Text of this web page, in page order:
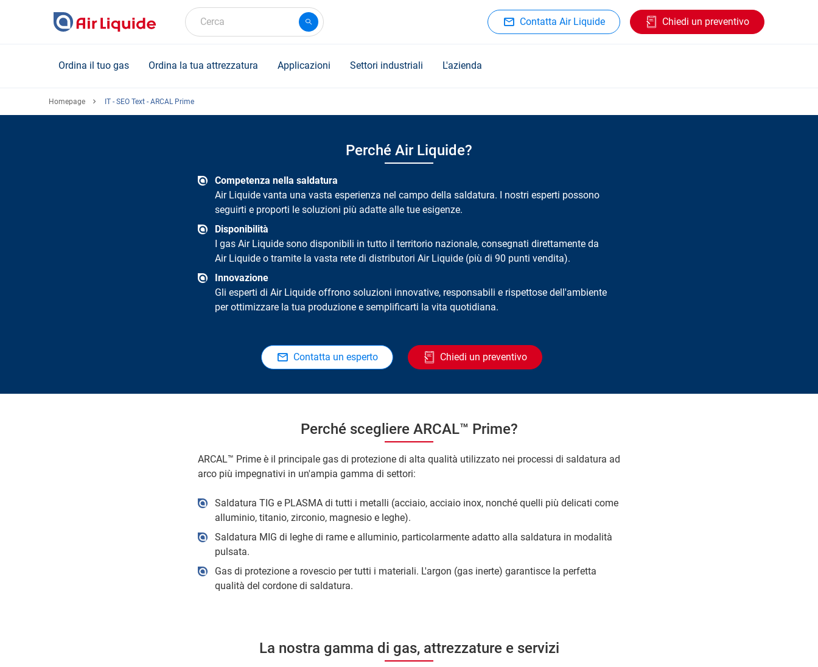
Cerca Contatta Air Liquide Chiedi un preventivo
Ordina il tuo gas Ordina la tua attrezzatura Applicazioni Settori industriali L'azienda
Homepage IT - SEO Text - ARCAL Prime
Perché Air Liquide?
Competenza nella saldatura
Air Liquide vanta una vasta esperienza nel campo della saldatura. I nostri esperti possono
seguirti e proporti le soluzioni più adatte alle tue esigenze.
Disponibilità
I gas Air Liquide sono disponibili in tutto il territorio nazionale, consegnati direttamente da
Air Liquide o tramite la vasta rete di distributori Air Liquide (più di 90 punti vendita).
Innovazione
Gli esperti di Air Liquide offrono soluzioni innovative, responsabili e rispettose dell'ambiente
per ottimizzare la tua produzione e semplificarti la vita quotidiana.
Contatta un esperto Chiedi un preventivo
Perché scegliere ARCAL™ Prime?
ARCAL™ Prime è il principale gas di protezione di alta qualità utilizzato nei processi di saldatura ad
arco più impegnativi in un'ampia gamma di settori:
Saldatura TIG e PLASMA di tutti i metalli (acciaio, acciaio inox, nonché quelli più delicati come
alluminio, titanio, zirconio, magnesio e leghe).
Saldatura MIG di leghe di rame e alluminio, particolarmente adatto alla saldatura in modalità
pulsata.
Gas di protezione a rovescio per tutti i materiali. L'argon (gas inerte) garantisce la perfetta
qualità del cordone di saldatura.
La nostra gamma di gas, attrezzature e servizi